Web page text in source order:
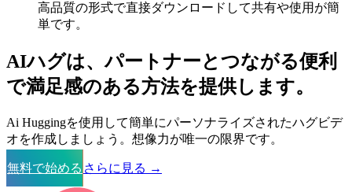
高品質の形式で直接ダウンロードして共有や使用が簡
単です。
AIハグは、パートナーとつながる便利
で満足感のある方法を提供します。
Ai Huggingを使用して簡単にパーソナライズされたハグビデ
オを作成しましょう。想像力が唯一の限界です。
無料で始める さらに見る →